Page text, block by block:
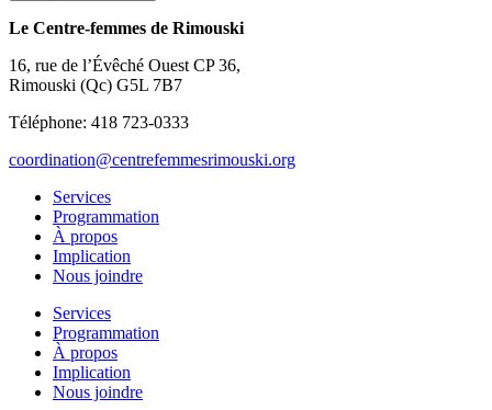
Le Centre-femmes de Rimouski
16, rue de l’Évêché Ouest CP 36,
Rimouski (Qc) G5L 7B7
Téléphone: 418 723-0333
coordination@centrefemmesrimouski.org
Services
Programmation
À propos
Implication
Nous joindre
Services
Programmation
À propos
Implication
Nous joindre